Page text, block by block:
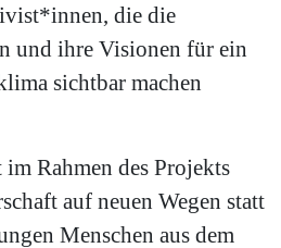
die die
und ihre Visionen für ein
sichtbar machen
Rahmen des Projekts
auf neuen Wegen statt
Menschen aus dem